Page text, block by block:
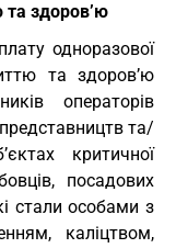
здоров’ю
одноразової
та здоров’ю
операторів
представництв та/
критичної
посадових
стали особами з
каліцтвом,